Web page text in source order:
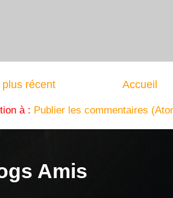
récent Accueil
à : Publier les commentaires
Amis